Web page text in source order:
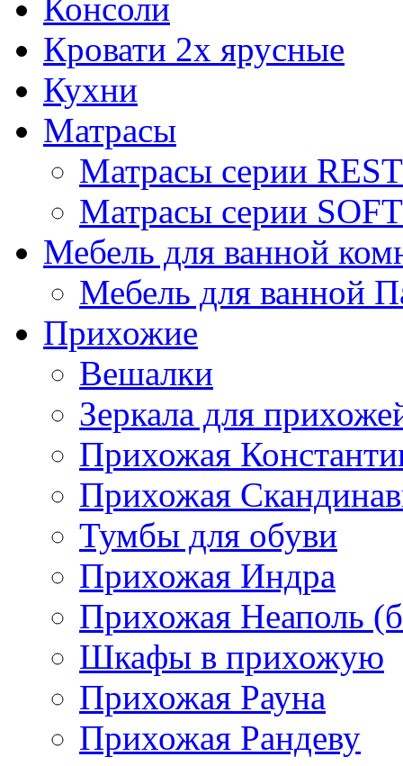
Консоли
Кровати 2х ярусные
Кухни
Матрасы
Матрасы серии REST
Матрасы серии SOFT
Мебель для ванной
Мебель для ванной
Прихожие
Вешалки
Зеркала для
Прихожая
Прихожая
Тумбы для обуви
Прихожая Индра
Прихожая Неаполь
Шкафы в прихожую
Прихожая Рауна
Прихожая Рандеву